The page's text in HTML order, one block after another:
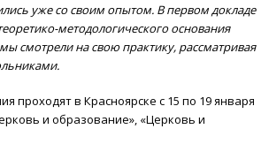
уже со своим опытом. В первом докладе
методологического основания
смотрели на свою практику, рассматривая
проходят в Красноярске с 15 по 19 января
и образование», «Церковь и